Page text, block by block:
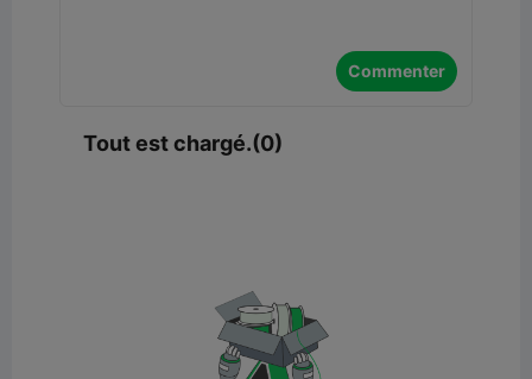
Commenter
Tout est chargé.(0)